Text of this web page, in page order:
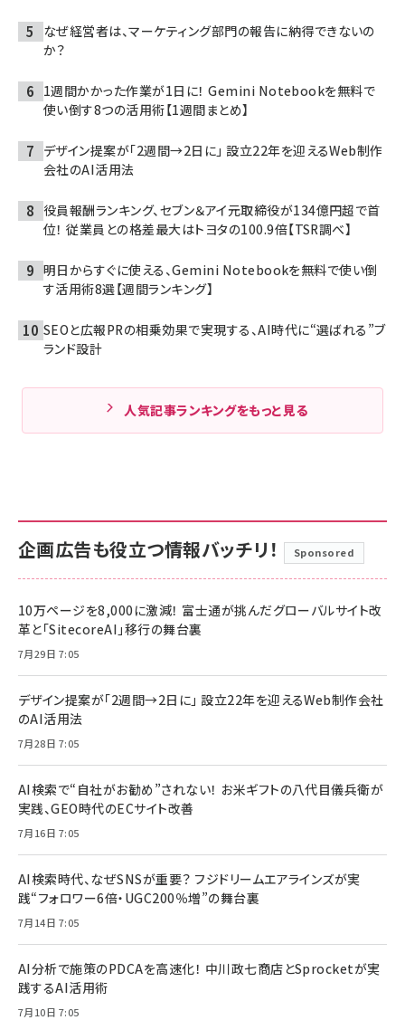
なぜ経営者は、マーケティング部門の報告に納得できないの
か？
1週間かかった作業が1日に！ Gemini Notebookを無料で
使い倒す8つの活用術【1週間まとめ】
デザイン提案が「2週間→2日に」 設立22年を迎えるWeb制作
会社のAI活用法
役員報酬ランキング、セブン＆アイ元取締役が134億円超で首
位！ 従業員との格差最大はトヨタの100.9倍【TSR調べ】
明日からすぐに使える、Gemini Notebookを無料で使い倒
す活用術8選【週間ランキング】
SEOと広報PRの相乗効果で実現する、AI時代に“選ばれる”ブ
ランド設計
人気記事ランキングをもっと見る
企画広告も役立つ情報バッチリ！ Sponsored
10万ページを8,000に激減！ 富士通が挑んだグローバルサイト改
革と「SitecoreAI」移行の舞台裏
7月29日 7:05
デザイン提案が「2週間→2日に」 設立22年を迎えるWeb制作会社
のAI活用法
7月28日 7:05
AI検索で“自社がお勧め”されない！ お米ギフトの八代目儀兵衛が
実践、GEO時代のECサイト改善
7月16日 7:05
AI検索時代、なぜSNSが重要？ フジドリームエアラインズが実
践“フォロワー6倍・UGC200％増”の舞台裏
7月14日 7:05
AI分析で施策のPDCAを高速化！ 中川政七商店とSprocketが実
践するAI活用術
7月10日 7:05